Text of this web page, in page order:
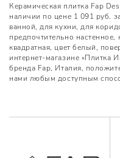
Керамическая плитка Fap
наличии по цене 1 091 руб.
ванной, для кухни, для
предпочтительно
квадратная, цвет белый,
интернет-магазине «Плитка
бренда Fap, Италия,
нами любым доступным